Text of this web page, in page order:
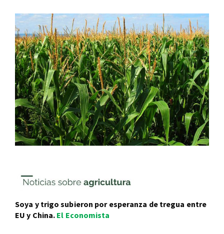
Soya y trigo subieron por esperanza de tregua entre
EU y China. El Economista